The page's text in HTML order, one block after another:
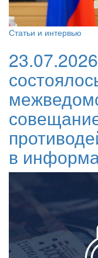
Статьи и интервью
в